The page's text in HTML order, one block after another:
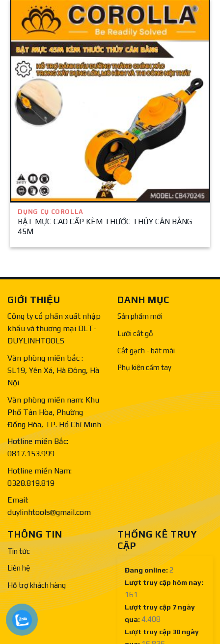
DỤNG CỤ COROLLA
BẬT MỰC CAO CẤP KÈM THƯỚC THỦY CÂN BẰNG
45M
GIỚI THIỆU
Công ty cổ phần xuất nhập
khẩu và thương mại DLT-
DUYLINHTOOLS
Văn phòng miền bắc :
SL19, Yên Xá, Hà Đông, Hà
Nội
Văn phòng miền nam: Khu
Phố Tân Hòa, Phường
Đồng Hòa, TP. Hồ Chí Minh
Hotline miền Bắc:
0817.153.999
Hotline miền Nam:
0328.819.819
Email:
duylinhtools@gmail.com
DANH MỤC
Sản phẩm mới
Lưỡi cắt gỗ
Cắt gạch - bát mài
Phụ kiện cầm tay
THÔNG TIN
Tin tức
Liên hệ
Hỗ trợ khách hàng
THỐNG KÊ TRUY
CẬP
Đang online: 2
Lượt truy cập hôm nay:
161
Lượt truy cập 7 ngày
qua: 4.408
Lượt truy cập 30 ngày